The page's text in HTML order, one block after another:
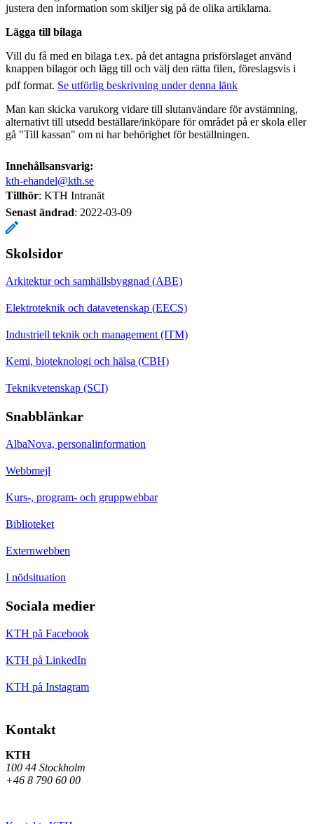
justera den information som skiljer sig på de olika artiklarna.
Lägga till bilaga
Vill du få med en bilaga t.ex. på det antagna prisförslaget använd
knappen bilagor och lägg till och välj den rätta filen, föreslagsvis i
pdf format. Se utförlig beskrivning under denna länk
Man kan skicka varukorg vidare till slutanvändare för avstämning,
alternativt till utsedd beställare/inköpare för området på er skola eller
gå "Till kassan" om ni har behörighet för beställningen.
Innehållsansvarig:
kth-ehandel@kth.se
Tillhör: KTH Intranät
Senast ändrad: 2022-03-09
Skolsidor
Arkitektur och samhällsbyggnad (ABE)
Elektroteknik och datavetenskap (EECS)
Industriell teknik och management (ITM)
Kemi, bioteknologi och hälsa (CBH)
Teknikvetenskap (SCI)
Snabblänkar
AlbaNova, personalinformation
Webbmejl
Kurs-, program- och gruppwebbar
Biblioteket
Externwebben
I nödsituation
Sociala medier
KTH på Facebook
KTH på LinkedIn
KTH på Instagram
Kontakt
KTH
100 44 Stockholm
+46 8 790 60 00